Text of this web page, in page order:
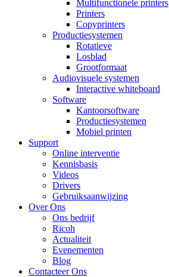
Multifunctionele printers
Printers
Copyprinters
Productiesystemen
Rotatieve
Losblad
Grootformaat
Audiovisuele systemen
Interactive whiteboard
Software
Kantoorsoftware
Productiesystemen
Mobiel printen
Support
Online interventie
Kennisbasis
Videos
Drivers
Gebruiksaanwijzing
Over Ons
Ons bedrijf
Ricoh
Actualiteit
Evenementen
Blog
Contacteer Ons